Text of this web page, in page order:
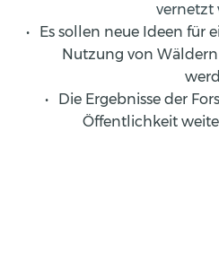
vernetzt
Es sollen neue Ideen für
Nutzung von
Die Ergebnisse der
Öffentlichkeit